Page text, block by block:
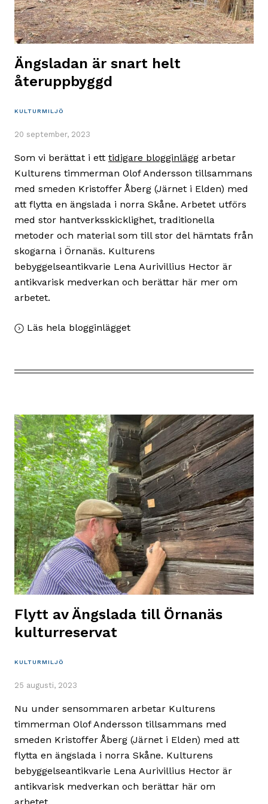
Ängsladan är snart helt
återuppbyggd
KULTURMILJÖ
20 september, 2023
Som vi berättat i ett tidigare blogginlägg arbetar
Kulturens timmerman Olof Andersson tillsammans
med smeden Kristoffer Åberg (Järnet i Elden) med
att flytta en ängslada i norra Skåne. Arbetet utförs
med stor hantverksskicklighet, traditionella
metoder och material som till stor del hämtats från
skogarna i Örnanäs. Kulturens
bebyggelseantikvarie Lena Aurivillius Hector är
antikvarisk medverkan och berättar här mer om
arbetet.
Läs hela blogginlägget,
snart
Flytt av Ängslada till Örnanäs
kulturreservat
KULTURMILJÖ
25 augusti, 2023
Nu under sensommaren arbetar Kulturens
timmerman Olof Andersson tillsammans med
smeden Kristoffer Åberg (Järnet i Elden) med att
flytta en ängslada i norra Skåne. Kulturens
bebyggelseantikvarie Lena Aurivillius Hector är
antikvarisk medverkan och berättar här om